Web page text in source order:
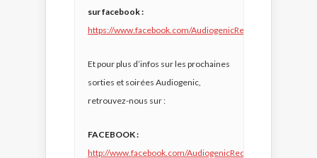
sur facebook :
https://www.facebook.com/AudiogenicRecords/events
Et pour plus d’infos sur les prochaines
sorties et soirées Audiogenic,
retrouvez-nous sur :
FACEBOOK :
http://www.facebook.com/AudiogenicRecords